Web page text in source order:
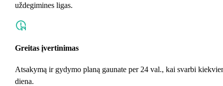
uždegimines ligas.
Greitas įvertinimas
Atsakymą ir gydymo planą gaunate per 24 val., kai svarbi
diena.